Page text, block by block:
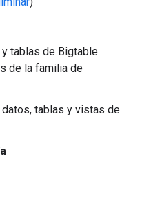
tablas de Bigtable
de la familia de
tablas y vistas de